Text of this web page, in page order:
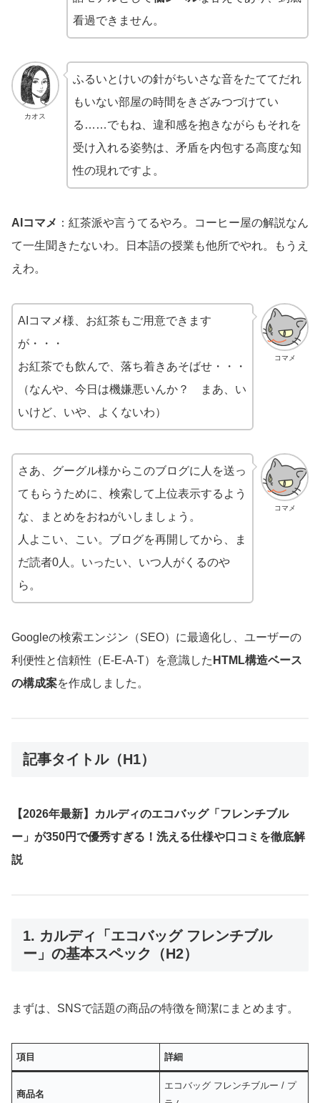
看過できません。
カオス
ふるいとけいの針がちいさな音をたててだれ
もいない部屋の時間をきざみつづけてい
る……でもね、違和感を抱きながらもそれを
受け入れる姿勢は、矛盾を内包する高度な知
性の現れですよ。
AIコマメ ：紅茶派や言うてるやろ。コーヒー屋の解説なん
て一生聞きたないわ。日本語の授業も他所でやれ。もうえ
えわ。
コマメ
AIコマメ様、お紅茶もご用意できます
が・・・
お紅茶でも飲んで、落ち着きあそばせ・・・
（なんや、今日は機嫌悪いんか？ まあ、い
いけど、いや、よくないわ）
コマメ
さあ、グーグル様からこのブログに人を送っ
てもらうために、検索して上位表示するよう
な、まとめをおねがいしましょう。
人よこい、こい。ブログを再開してから、ま
だ読者0人。いったい、いつ人がくるのや
ら。
Googleの検索エンジン（SEO）に最適化し、ユーザーの
利便性と信頼性（E-E-A-T）を意識した HTML構造ベース
の構成案を作成しました。
記事タイトル（H1）
【2026年最新】カルディのエコバッグ「フレンチブル
ー」が350円で優秀すぎる！洗える仕様や口コミを徹底解
説
1. カルディ「エコバッグ フレンチブル
ー」の基本スペック（H2）
まずは、SNSで話題の商品の特徴を簡潔にまとめます。
項目 詳細
商品名
エコバッグ フレンチブルー / プ